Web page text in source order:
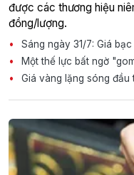
được các thương hiệu
đồng/lượng.
Sáng ngày 31/7: Giá
Một thế lực bất ngờ
Giá vàng lặng sóng đầu